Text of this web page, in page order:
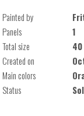
Painted by
Panels
1
Total size
Created on
Main colors
Status